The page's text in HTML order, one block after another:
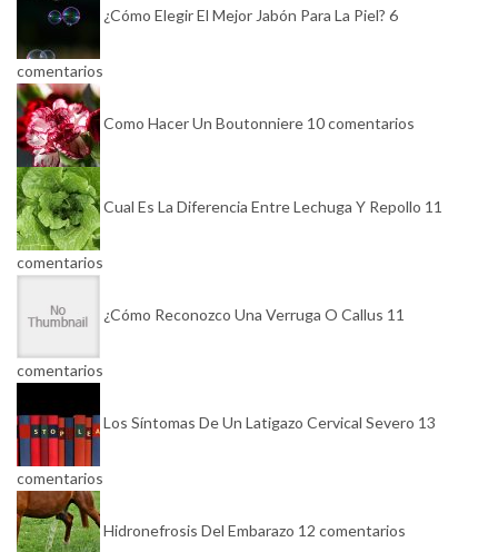
¿Cómo Elegir El Mejor Jabón Para La Piel? 6
comentarios
Como Hacer Un Boutonniere 10 comentarios
Cual Es La Diferencia Entre Lechuga Y Repollo 11
comentarios
¿Cómo Reconozco Una Verruga O Callus 11
comentarios
Los Síntomas De Un Latigazo Cervical Severo 13
comentarios
Hidronefrosis Del Embarazo 12 comentarios